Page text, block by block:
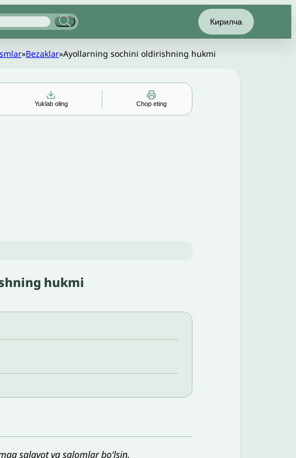
Кирилча
»Bezaklar»Ayollarning sochini oldirishning hukmi
Yuklab oling Chop eting
hukmi
salavot va salomlar bo‘lsin.